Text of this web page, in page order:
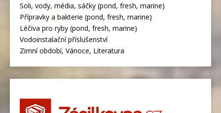
Soli, vody, média, sáčky (pond, fresh, marine)
Přípravky a bakterie (pond, fresh, marine)
Léčiva pro ryby (pond, fresh, marine)
Vodoinstalační příslušenství
Zimní období, Vánoce, Literatura